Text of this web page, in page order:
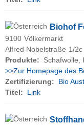
Biohof
9100 Völkermarkt
Alfred Nobelstraße 1/2c
Produkte:
Schafwolle,
>>Zur Homepage des
Zertifizierung:
Bio
Titel:
Link